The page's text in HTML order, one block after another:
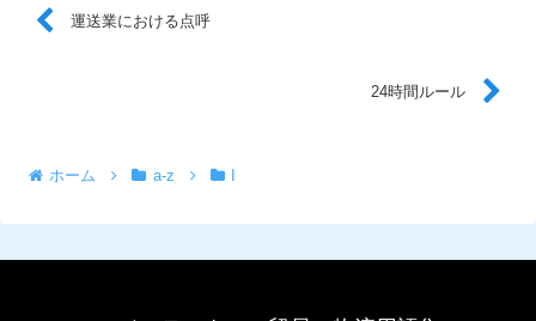
運送業における点呼
24時間ルール
ホーム a-z